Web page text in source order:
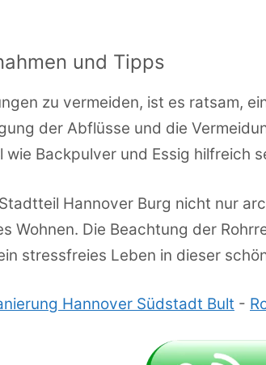
und Tipps
zu vermeiden, ist es ratsam,
der Abflüsse und die
wie Backpulver und Essig hilfreich
Hannover Burg nicht nur
Wohnen. Die Beachtung der
stressfreies Leben in dieser
Hannover Südstadt Bult -